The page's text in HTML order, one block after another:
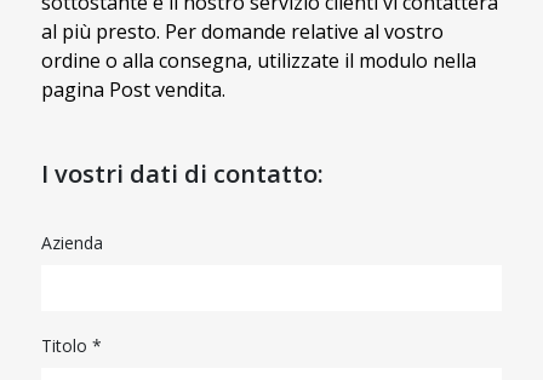
al più presto. Per domande relative al vostro
ordine o alla consegna, utilizzate il modulo nella
pagina Post vendita.
I vostri dati di contatto:
Azienda
Titolo *